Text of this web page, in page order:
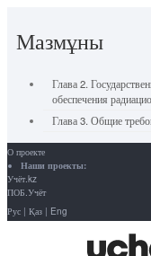
Мазмұны
Глава 2.
обеспечения
Глава 3. Общие
О проекте
Наши проекты:
Учёт.kz
ПОБ.Учёт
Рус | Қаз | Eng